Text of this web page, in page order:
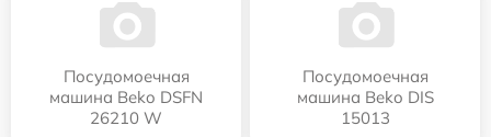
Посудомоечная
машина Beko DSFN
26210 W
Посудомоечная
машина Beko DIS
15013